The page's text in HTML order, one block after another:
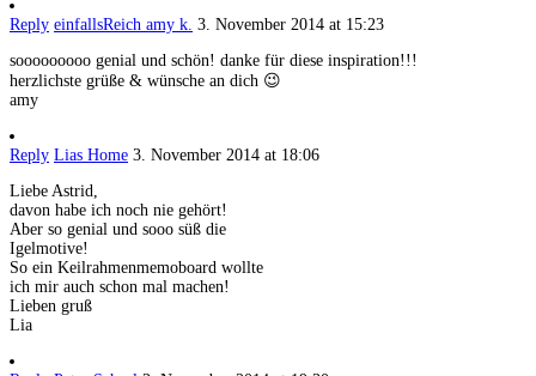
Reply einfallsReich amy k. 3. November 2014 at 15:23
sooooooooo genial und schön! danke für diese inspiration!!!
herzlichste grüße & wünsche an dich 😉
amy
Reply Lias Home 3. November 2014 at 18:06
Liebe Astrid,
davon habe ich noch nie gehört!
Aber so genial und sooo süß die
Igelmotive!
So ein Keilrahmenmemoboard wollte
ich mir auch schon mal machen!
Lieben gruß
Lia